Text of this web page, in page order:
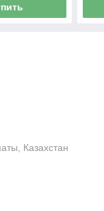
Казахстан